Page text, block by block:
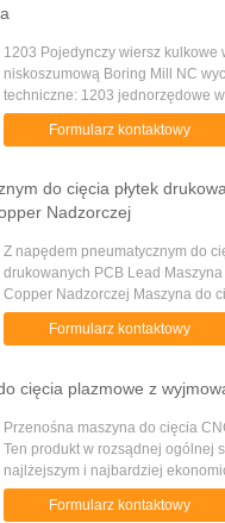
1203 Pojedynczy wiersz kulkowe
niskoszumową Boring Mill NC
techniczne: 1203 jednorzędowe
kulkowe Boring Mill / NC Maszyna
Struktura Wahliwe Rodzaj Piłka ...
Formularz kontaktowy
do cięcia płytek
Nadzorczej
Z napędem pneumatycznym do
drukowanych PCB Lead
Copper Nadzorczej Maszyna do
drukowanych Specyfikacja: Model
Wymiary urządzenia: 425 x 270 x
Formularz kontaktowy
cięcia plazmowe z
Przenośna maszyna do cięcia
Ten produkt w rozsądnej ogólnej
najlżejszym i najbardziej
do cięcia. Poprzeczna szerokość
1.0m skuteczne i 1,2 m, a ...
Formularz kontaktowy